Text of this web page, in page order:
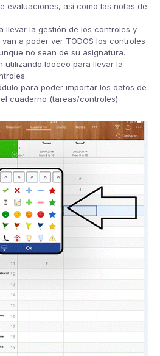
evaluaciones, así como las notas de
llevar la gestión de los controles y
a poder ver TODOS los controles
no sean de su asignatura.
utilizando Idoceo para llevar la
para poder importar los datos de
cuaderno (tareas/controles).